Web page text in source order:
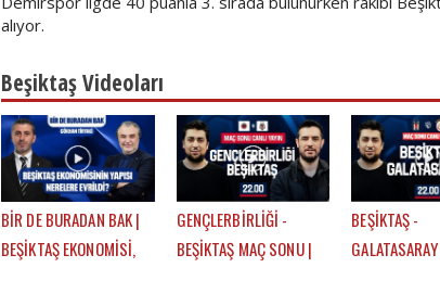
alıyor.
Beşiktaş Videoları
BİR DE BURADAN BAK |
BEŞİKTAŞ EKONOMİSİ,
GENÇLERBİRLİĞİ -
BEŞİKTAŞ MAÇ SONU |
BEŞİKTAŞ -